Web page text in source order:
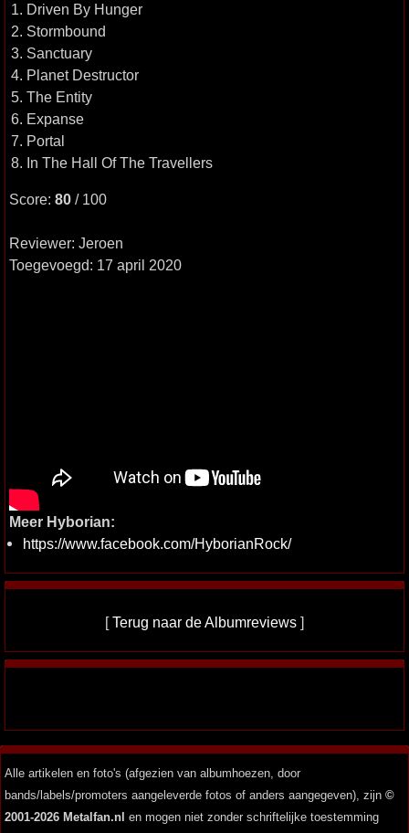
1. Driven By Hunger
2. Stormbound
3. Sanctuary
4. Planet Destructor
5. The Entity
6. Expanse
7. Portal
8. In The Hall Of The Travellers
Score: 80 / 100
Reviewer: Jeroen
Toegevoegd: 17 april 2020
Meer Hyborian:
https://www.facebook.com/HyborianRock/
[Terug naar de Albumreviews ]
Alle artikelen en foto's (afgezien van albumhoezen, door
bands/labels/promoters aangeleverde fotos of anders aangegeven), zijn ©
2001-2026 Metalfan.nl en mogen niet zonder schriftelijke toestemming